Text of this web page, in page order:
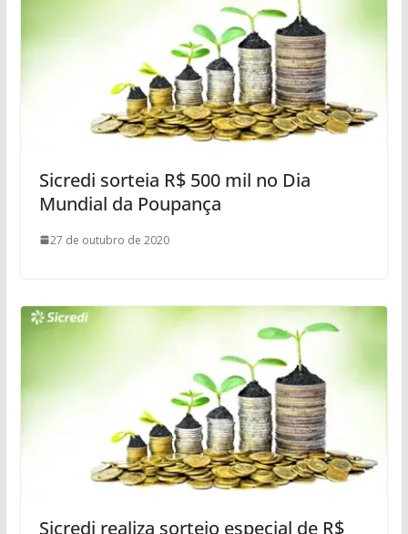
Sicredi sorteia R$ 500 mil no Dia
Mundial da Poupança
27 de outubro de 2020
Sicredi realiza sorteio especial de R$